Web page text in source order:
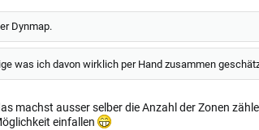
Dynmap.
was ich davon wirklich per Hand zusammen
machst ausser selber die Anzahl der Zonen
einfallen